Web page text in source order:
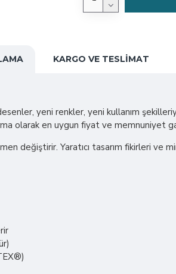
KARGO VE TESLIMAT
yeni renkler, yeni kullanım
olarak en uygun fiyat ve memnuniyet
değiştirir. Yaratıcı tasarım fikirleri